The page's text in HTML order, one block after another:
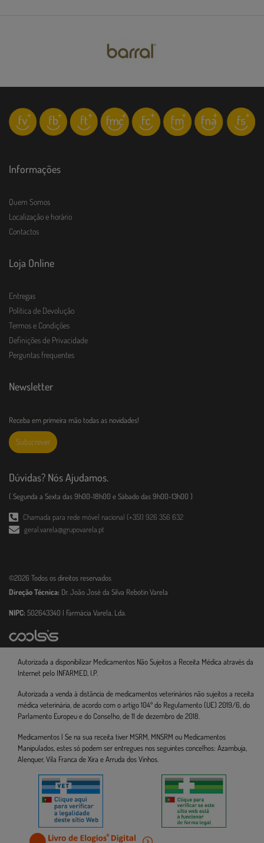
Informações
Quem Somos
Localização e horário
Contactos
Loja Online
Entregas
Política de Devolução
Termos e Condições
Definições de Privacidade
Perguntas frequentes
Newsletter
Receba em primeira mão todas as novidades!
Subscrever
Dúvidas? Nós Ajudamos.
( Segunda a Sexta das 9h00-18h00 e Sábado das 9h00-13h00 )
Chamada para rede móvel nacional (+351) 926 356 632
geral.varela@grupovarela.pt
©2026 Todos os direitos reservados
Direção Técnica: Dr. João José da Silva Rebotin Varela
NIPC: 502643340 | Farmácia Varela, Lda.
Autorizada a disponibilizar Medicamentos Não Sujeitos a Receita Médica através da
Internet pelo INFARMED, I.P.
Autorizada a venda à distância de medicamentos veterinários não sujeitos a receita
médica veterinária, de acordo com o artigo 104º do Regulamento (UE) 2019/6, do
Parlamento Europeu e do Conselho, de 11 de dezembro de 2018.
Medicamentos | Se na sua receita tiver MSRM, MNSRM ou Medicamentos
Manipulados, estes só podem ser entregues nos seguintes concelhos: Azambuja,
Alenquer, Vila Franca de Xira e Arruda dos Vinhos.